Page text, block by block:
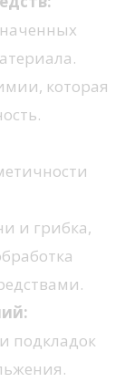
которая
и грибка,
подкладок